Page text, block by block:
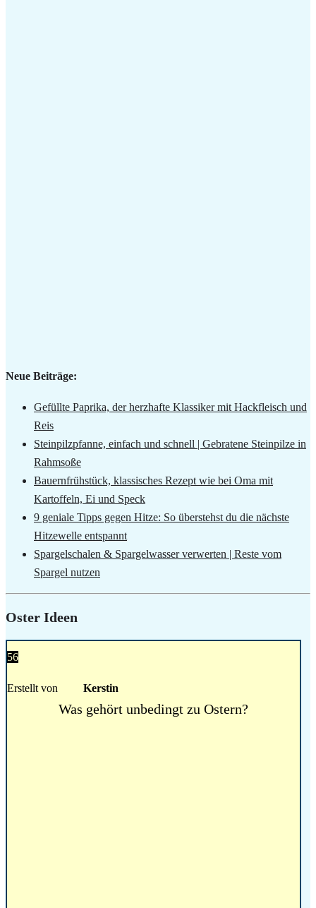
Neue Beiträge:
Gefüllte Paprika, der herzhafte Klassiker mit Hackfleisch und
Reis
Steinpilzpfanne, einfach und schnell | Gebratene Steinpilze in
Rahmsoße
Bauernfrühstück, klassisches Rezept wie bei Oma mit
Kartoffeln, Ei und Speck
9 geniale Tipps gegen Hitze: So überstehst du die nächste
Hitzewelle entspannt
Spargelschalen & Spargelwasser verwerten | Reste vom
Spargel nutzen
Oster Ideen
56
Erstellt von Kerstin
Was gehört unbedingt zu Ostern?